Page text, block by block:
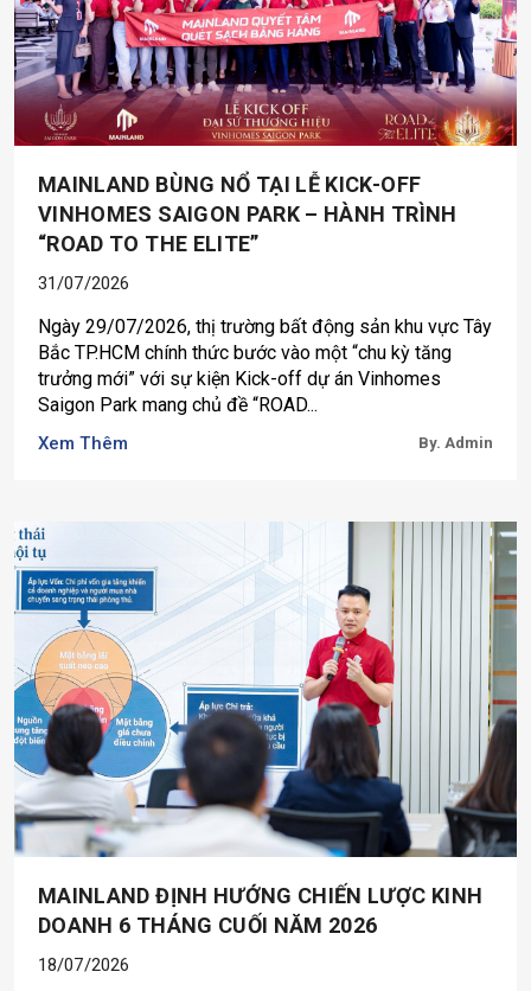
MAINLAND BÙNG NỔ TẠI LỄ KICK-OFF
VINHOMES SAIGON PARK – HÀNH TRÌNH
“ROAD TO THE ELITE”
31/07/2026
Ngày 29/07/2026, thị trường bất động sản khu vực Tây
Bắc TP.HCM chính thức bước vào một “chu kỳ tăng
trưởng mới” với sự kiện Kick-off dự án Vinhomes
Saigon Park mang chủ đề “ROAD...
Xem Thêm By. Admin
MAINLAND ĐỊNH HƯỚNG CHIẾN LƯỢC KINH
DOANH 6 THÁNG CUỐI NĂM 2026
18/07/2026